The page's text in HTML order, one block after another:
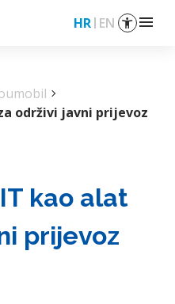
HR EN menu
chevron_right
održivi javni prijevoz
kao alat
prijevoz